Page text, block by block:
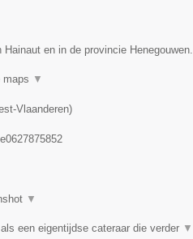
en in de provincie Henegouwen.
maps ▼
Vlaanderen)
▼
een eigentijdse cateraar die verder ▼